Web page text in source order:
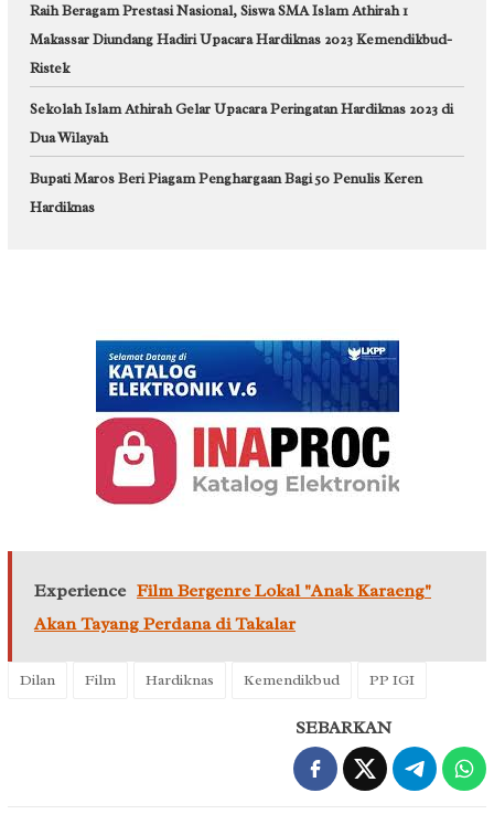
Raih Beragam Prestasi Nasional, Siswa SMA Islam Athirah 1
Makassar Diundang Hadiri Upacara Hardiknas 2023 Kemendikbud-
Ristek
Sekolah Islam Athirah Gelar Upacara Peringatan Hardiknas 2023 di
Dua Wilayah
Bupati Maros Beri Piagam Penghargaan Bagi 50 Penulis Keren
Hardiknas
Experience Film Bergenre Lokal "Anak Karaeng"
Akan Tayang Perdana di Takalar
Dilan Film Hardiknas Kemendikbud PP IGI
SEBARKAN